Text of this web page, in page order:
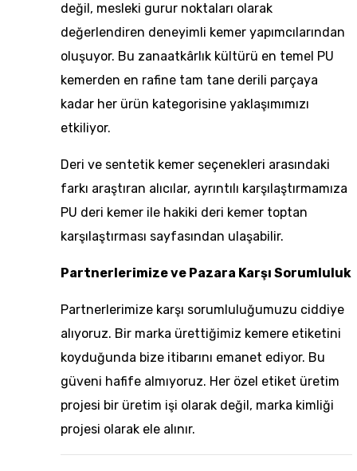
değil, mesleki gurur noktaları olarak
değerlendiren deneyimli kemer yapımcılarından
oluşuyor. Bu zanaatkârlık kültürü en temel PU
kemerden en rafine tam tane derili parçaya
kadar her ürün kategorisine yaklaşımımızı
etkiliyor.
Deri ve sentetik kemer seçenekleri arasındaki
farkı araştıran alıcılar, ayrıntılı karşılaştırmamıza
PU deri kemer ile hakiki deri kemer toptan
karşılaştırması sayfasından ulaşabilir.
Partnerlerimize ve Pazara Karşı Sorumluluk
Partnerlerimize karşı sorumluluğumuzu ciddiye
alıyoruz. Bir marka ürettiğimiz kemere etiketini
koyduğunda bize itibarını emanet ediyor. Bu
güveni hafife almıyoruz. Her özel etiket üretim
projesi bir üretim işi olarak değil, marka kimliği
projesi olarak ele alınır.